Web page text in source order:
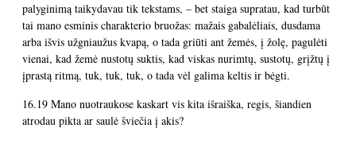
palyginimą taikydavau tik tekstams, – bet staiga supratau, kad turbūt
tai mano esminis charakterio bruožas: mažais gabalėliais, dusdama
arba išvis užgniaužus kvapą, o tada griūti ant žemės, į žolę, pagulėti
vienai, kad žemė nustotų suktis, kad viskas nurimtų, sustotų, grįžtų į
įprastą ritmą, tuk, tuk, tuk, o tada vėl galima keltis ir bėgti.
16.19 Mano nuotraukose kaskart vis kita išraiška, regis, šiandien
atrodau pikta ar saulė šviečia į akis?